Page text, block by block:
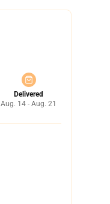
Delivered
Aug. 14 - Aug. 21